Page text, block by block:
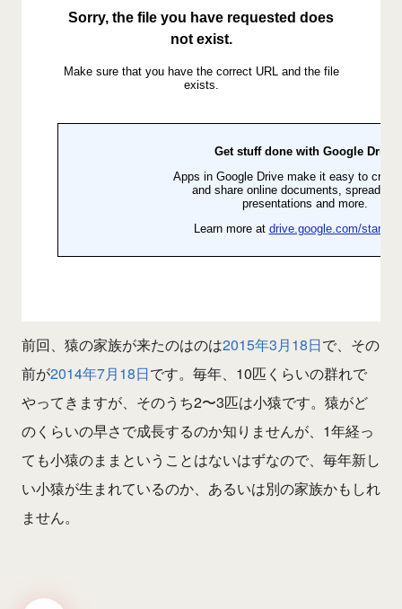
前回、猿の家族が来たのはのは2015年3月18日で、その
前が2014年7月18日です。毎年、10匹くらいの群れで
やってきますが、そのうち2〜3匹は小猿です。猿がど
のくらいの早さで成長するのか知りませんが、1年経っ
ても小猿のままということはないはずなので、毎年新し
い小猿が生まれているのか、あるいは別の家族かもしれ
ません。